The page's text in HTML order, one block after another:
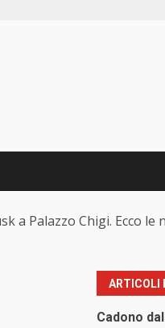
a Palazzo Chigi. Ecco
ARTICOLI
Cadono